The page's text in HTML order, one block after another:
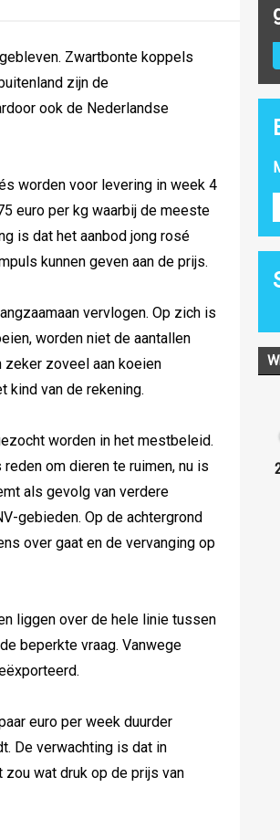
Zwartbonte koppels
zijn de
ook de Nederlandse
worden voor levering in week 4
euro per kg waarbij de meeste
is dat het aanbod jong rosé
kunnen geven aan de prijs.
vervlogen. Op zich is
worden niet de aantallen
zeker zoveel aan koeien
kind van de rekening.
worden in het mestbeleid.
om dieren te ruimen, nu is
als gevolg van verdere
gebieden. Op de achtergrond
over gaat en de vervanging op
liggen over de hele linie tussen
beperkte vraag. Vanwege
euro per week duurder
De verwachting is dat in
wat druk op de prijs van